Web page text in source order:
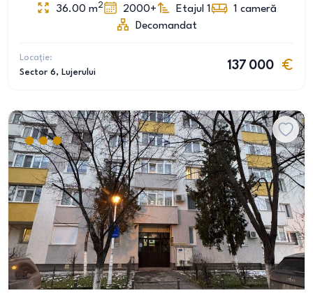
36.00 m2 2000+ Etajul 1 1 cameră
Decomandat
Locație:
Sector 6, Lujerului
137 000